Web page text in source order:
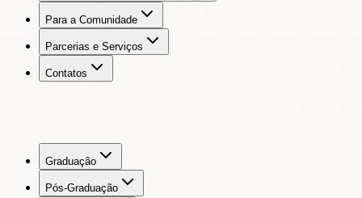
Para a Comunidade
Parcerias e Serviços
Contatos
Graduação
Pós-Graduação